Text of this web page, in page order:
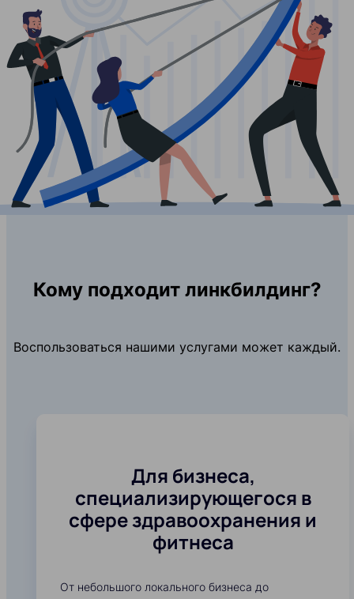
Кому подходит линкбилдинг?
Воспользоваться нашими услугами может каждый.
Для бизнеса,
специализирующегося в
сфере здравоохранения и
фитнеса
От небольшого локального бизнеса до